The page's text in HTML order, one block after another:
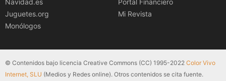
Navidad.es
Juguetes.org
Monólogos
Portal Financiero
Mi Revista
© Contenidos bajo licencia Creative Commons (CC) 1995-2022 Color Vivo
Internet, SLU (Medios y Redes online). Otros contenidos se cita fuente.